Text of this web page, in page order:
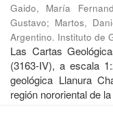
Gaido, María
Gustavo; Martos,
Argentino. Instituto de
Las Cartas
(3163-IV), a escala
geológica Llanura
región nororiental de